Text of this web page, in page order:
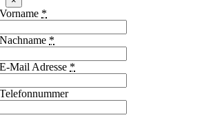
Vorname *
Nachname *
E-Mail Adresse *
Telefonnummer